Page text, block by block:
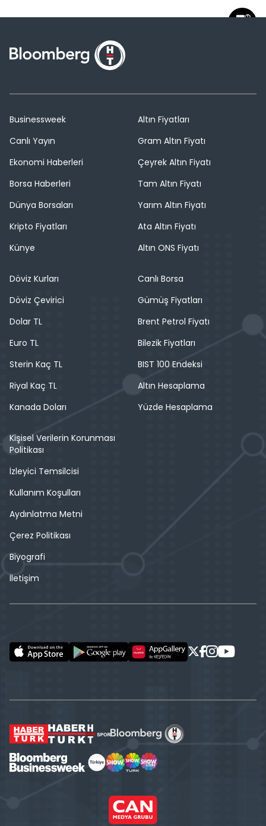
Businessweek
Canlı Yayın
Ekonomi Haberleri
Borsa Haberleri
Dünya Borsaları
Kripto Fiyatları
Künye
Altın Fiyatları
Gram Altın Fiyatı
Çeyrek Altın Fiyatı
Tam Altın Fiyatı
Yarım Altın Fiyatı
Ata Altın Fiyatı
Altın ONS Fiyatı
Döviz Kurları
Döviz Çevirici
Dolar TL
Euro TL
Sterin Kaç TL
Riyal Kaç TL
Kanada Doları
Canlı Borsa
Gümüş Fiyatları
Brent Petrol Fiyatı
Bilezik Fiyatları
BIST 100 Endeksi
Altın Hesaplama
Yüzde Hesaplama
Kişisel Verilerin Korunması
Politikası
İzleyici Temsilcisi
Kullanım Koşulları
Aydınlatma Metni
Çerez Politikası
Biyografi
İletişim